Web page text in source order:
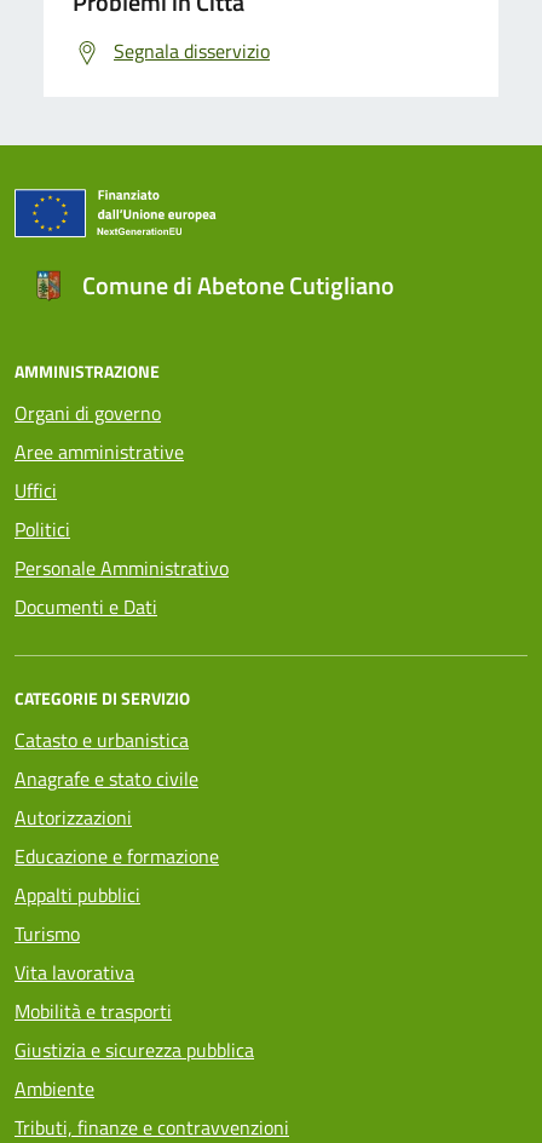
Segnala disservizio
Comune di Abetone Cutigliano
AMMINISTRAZIONE
Organi di governo
Aree amministrative
Uffici
Politici
Personale Amministrativo
Documenti e Dati
CATEGORIE DI SERVIZIO
Catasto e urbanistica
Anagrafe e stato civile
Autorizzazioni
Educazione e formazione
Appalti pubblici
Turismo
Vita lavorativa
Mobilità e trasporti
Giustizia e sicurezza pubblica
Ambiente
Tributi, finanze e contravvenzioni